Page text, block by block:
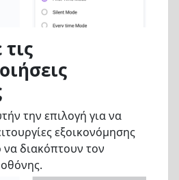
την επιλογή για να
εξοικονόμησης
διακόπτουν τον